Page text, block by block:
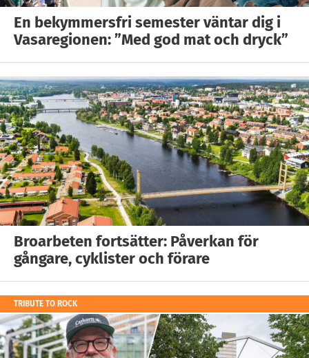
En bekymmersfri semester väntar dig i
Vasaregionen: ”Med god mat och dryck”
Broarbeten fortsätter: Påverkan för
gångare, cyklister och förare
TRIBUTE TO ROCK